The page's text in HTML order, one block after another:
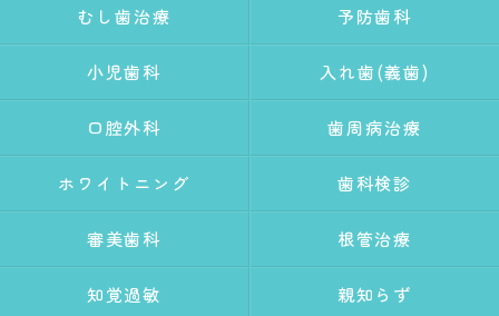
むし歯治療 予防歯科
小児歯科 入れ歯(義歯)
口腔外科 歯周病治療
ホワイトニング 歯科検診
審美歯科 根管治療
知覚過敏 親知らず